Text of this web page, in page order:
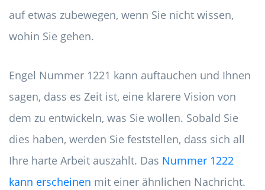
auf etwas zubewegen, wenn Sie nicht wissen,
wohin Sie gehen.
Engel Nummer 1221 kann auftauchen und Ihnen
sagen, dass es Zeit ist, eine klarere Vision von
dem zu entwickeln, was Sie wollen. Sobald Sie
dies haben, werden Sie feststellen, dass sich all
Ihre harte Arbeit auszahlt. Das Nummer 1222
kann erscheinen mit einer ähnlichen Nachricht.